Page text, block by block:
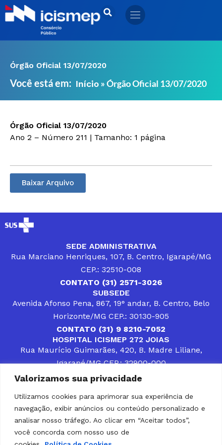
Valorizamos sua privacidade
Utilizamos cookies para aprimorar sua experiência de
navegação, exibir anúncios ou conteúdo personalizado e
analisar nosso tráfego. Ao clicar em “Aceitar todos”,
você concorda com nosso uso de
Ir
para
Órgão Oficial 13/07/2020
Você está em: Início »Órgão Oficial 13/07/2020
Órgão Oficial 13/07/2020
Ano 2 – Número 211 | Tamanho: 1 página
Baixar Arquivo
SEDE ADMINISTRATIVA
Rua Marciano Henriques, 107, B. Centro, Igarapé/MG
CEP.: 32510-008
CONTATO (31) 2571-3026
SUBSEDE
Avenida Afonso Pena, 867, 19° andar, B. Centro, Belo
Horizonte/MG CEP.: 30130-905
CONTATO (31) 9 8210-7052
HOSPITAL ICISMEP 272 JOIAS
Rua Maurício Guimarães, 420, B. Madre Liliane,
Igarapé/MG CEP.: 32900-000
CONTATOS (31) 3512-4400 ou (31) 9 8309-8660
DESENVOLVER SOLUÇÕES, AÇÕES E SERVIÇOS
PÚBLICOS QUE COMPLEMENTEM A ASSISTÊNCIA À
POPULAÇÃO DA REGIÃO EM QUE ATUA, SENDO
PARCEIRO DOS MUNICÍPIOS CONSORCIADOS NA
SOLUÇÃO DE DIFICULDADES ENFRENTADAS POR
GESTORES MUNICIPAIS, É O COMPROMISSO DO
ICISMEP.